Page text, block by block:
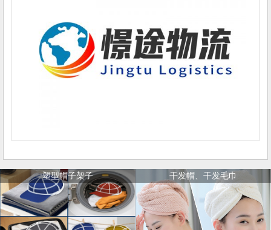
塑型帽子架子 干发帽、干发毛巾